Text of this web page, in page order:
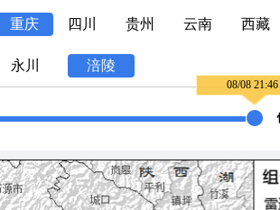
重庆 四川 贵州 云南 西藏
永川 涪陵
08/08 21:46